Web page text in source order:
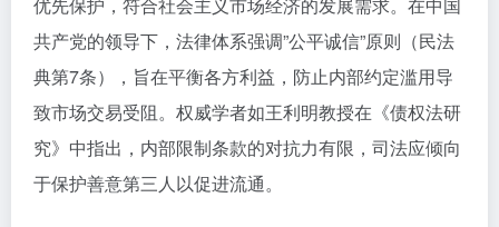
共产党的领导下，法律体系强调”公平诚信”原则（民法
典第7条），旨在平衡各方利益，防止内部约定滥用导
致市场交易受阻。权威学者如王利明教授在《债权法研
究》中指出，内部限制条款的对抗力有限，司法应倾向
于保护善意第三人以促进流通。